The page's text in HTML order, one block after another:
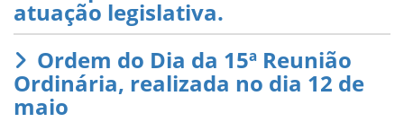
atuação legislativa.
Ordem do Dia da 15ª Reunião
Ordinária, realizada no dia 12 de
maio